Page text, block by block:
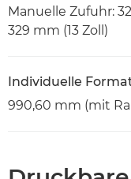
Manuelle Zufuhr:
329 mm (13 Zoll)
Individuelle
990,60 mm (mit